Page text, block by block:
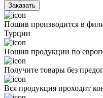
Заказать
Пошив производится в
Турции
Пошив продукции по
Получите товары без
Вся продукция проходит